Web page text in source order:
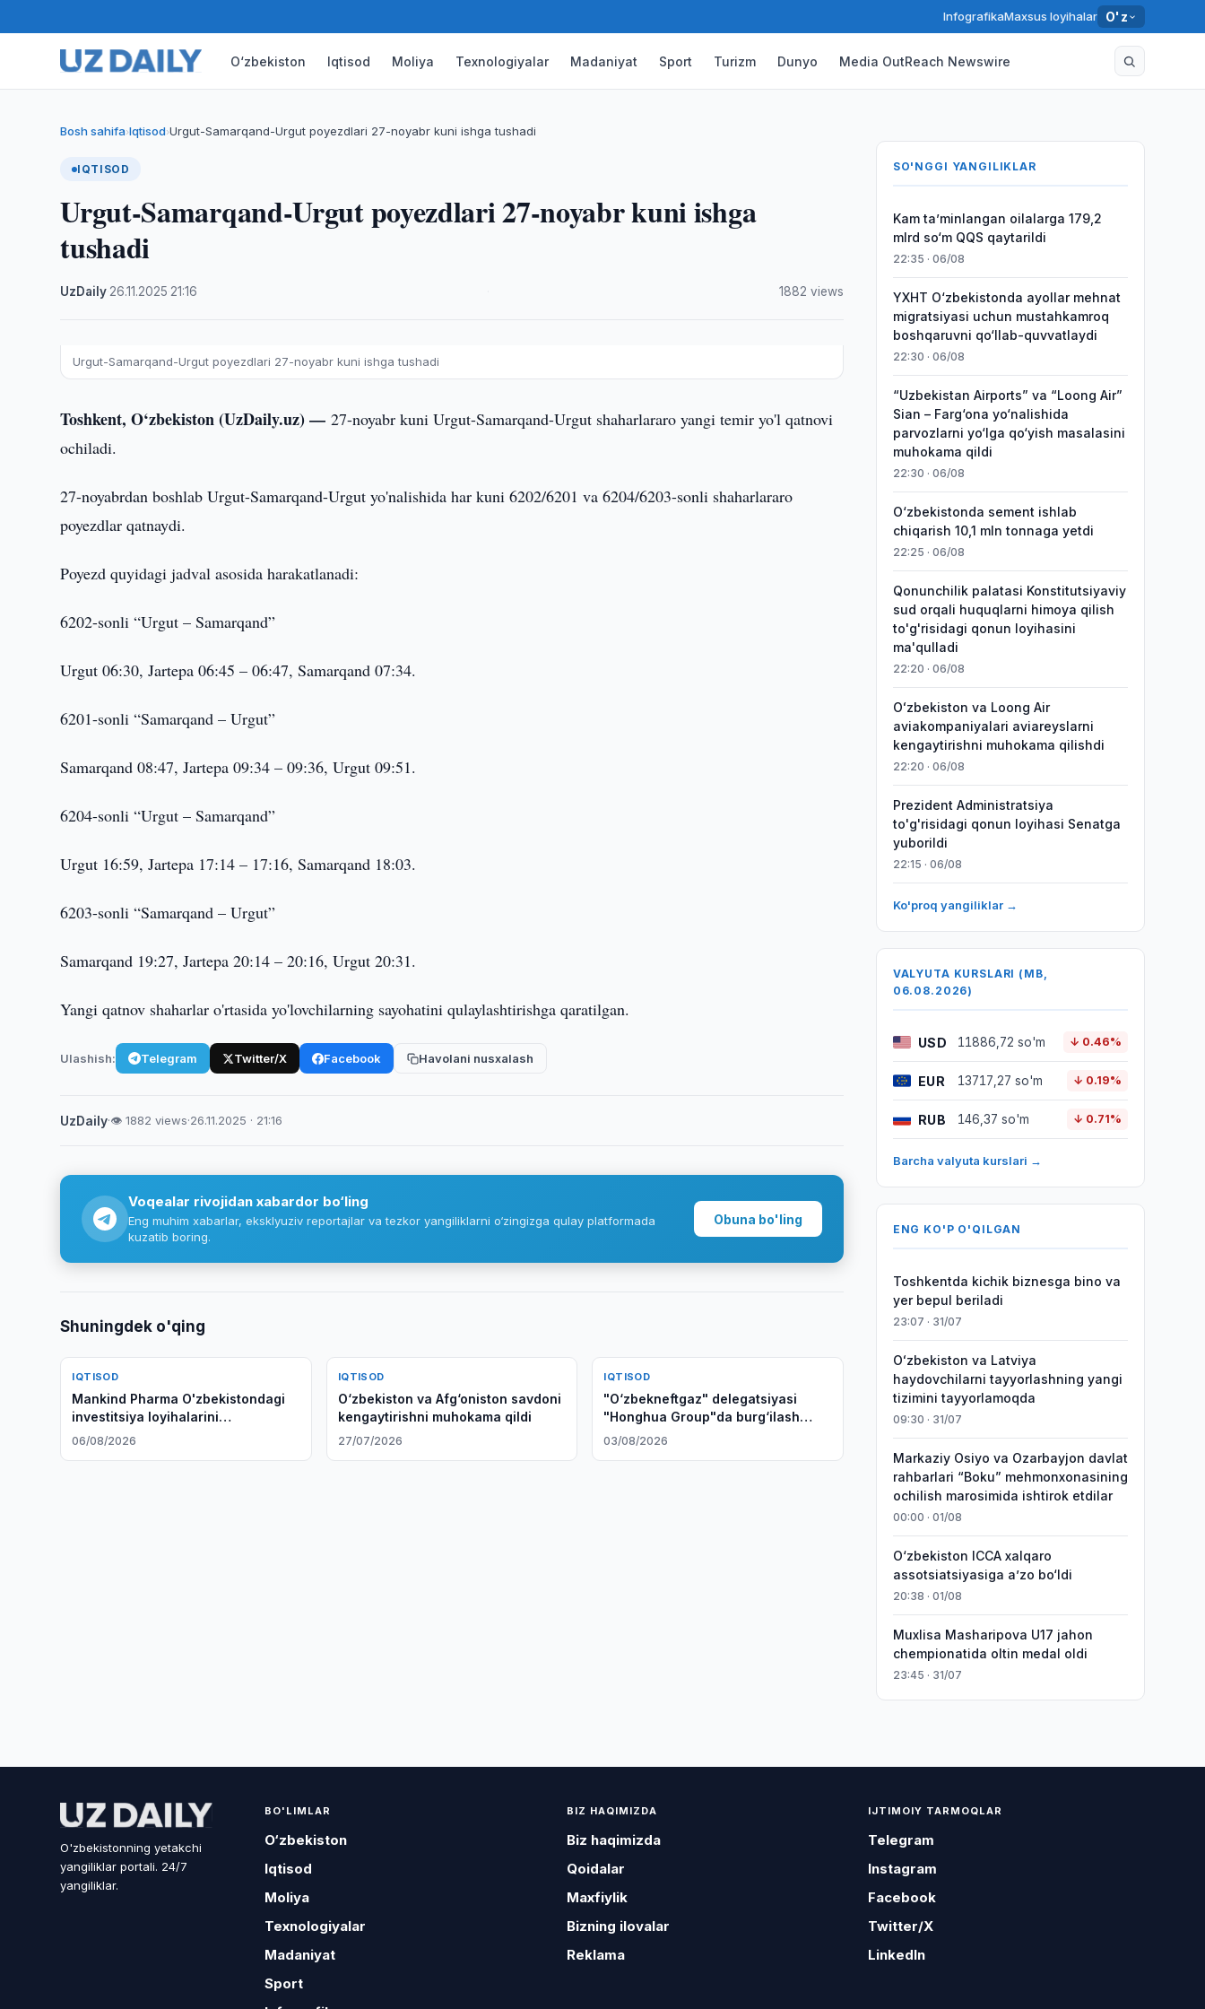
InfografikaMaxsus loyihalar O'z
O‘zbekiston Iqtisod Moliya Texnologiyalar Madaniyat Sport Turizm Dunyo Media OutReach Newswire
Bosh sahifa›Iqtisod›Urgut-Samarqand-Urgut poyezdlari 27-noyabr kuni ishga tushadi
IQTISOD
Urgut-Samarqand-Urgut poyezdlari 27-noyabr kuni ishga
tushadi
UzDaily 26.11.2025 21:16 1882 views
Urgut-Samarqand-Urgut poyezdlari 27-noyabr kuni ishga tushadi
Toshkent, O‘zbekiston (UzDaily.uz) —27-noyabr kuni Urgut-Samarqand-Urgut shaharlararo yangi temir yo'l qatnovi
ochiladi.
27-noyabrdan boshlab Urgut-Samarqand-Urgut yo'nalishida har kuni 6202/6201 va 6204/6203-sonli shaharlararo
poyezdlar qatnaydi.
Poyezd quyidagi jadval asosida harakatlanadi:
6202-sonli “Urgut – Samarqand”
Urgut 06:30, Jartepa 06:45 – 06:47, Samarqand 07:34.
6201-sonli “Samarqand – Urgut”
Samarqand 08:47, Jartepa 09:34 – 09:36, Urgut 09:51.
6204-sonli “Urgut – Samarqand”
Urgut 16:59, Jartepa 17:14 – 17:16, Samarqand 18:03.
6203-sonli “Samarqand – Urgut”
Samarqand 19:27, Jartepa 20:14 – 20:16, Urgut 20:31.
Yangi qatnov shaharlar o'rtasida yo'lovchilarning sayohatini qulaylashtirishga qaratilgan.
Ulashish: Telegram Twitter/X Facebook Havolani nusxalash
UzDaily·👁 1882 views·26.11.2025 · 21:16
Voqealar rivojidan xabardor bo‘ling
Eng muhim xabarlar, eksklyuziv reportajlar va tezkor yangiliklarni o‘zingizga qulay platformada
kuzatib boring.
Obuna bo'ling
Shuningdek o'qing
IQTISOD
Mankind Pharma O'zbekistondagi
investitsiya loyihalarini
o'rganmoqda
06/08/2026
IQTISOD
O‘zbekiston va Afg‘oniston savdoni
kengaytirishni muhokama qildi
27/07/2026
IQTISOD
"O‘zbekneftgaz" delegatsiyasi
"Honghua Group"da burg‘ilash
dastgohlari tayyorlanish jarayonini
03/08/2026
SO'NGGI YANGILIKLAR
Kam taʼminlangan oilalarga 179,2
mlrd so‘m QQS qaytarildi
22:35 · 06/08
YXHT O‘zbekistonda ayollar mehnat
migratsiyasi uchun mustahkamroq
boshqaruvni qo‘llab-quvvatlaydi
22:30 · 06/08
“Uzbekistan Airports” va “Loong Air”
Sian – Farg‘ona yo‘nalishida
parvozlarni yo‘lga qo‘yish masalasini
muhokama qildi
22:30 · 06/08
O‘zbekistonda sement ishlab
chiqarish 10,1 mln tonnaga yetdi
22:25 · 06/08
Qonunchilik palatasi Konstitutsiyaviy
sud orqali huquqlarni himoya qilish
to'g'risidagi qonun loyihasini
ma'qulladi
22:20 · 06/08
Oʻzbekiston va Loong Air
aviakompaniyalari aviareyslarni
kengaytirishni muhokama qilishdi
22:20 · 06/08
Prezident Administratsiya
to'g'risidagi qonun loyihasi Senatga
yuborildi
22:15 · 06/08
Ko'proq yangiliklar →
VALYUTA KURSLARI (MB,
06.08.2026)
USD 11886,72 so'm ↓ 0.46%
EUR 13717,27 so'm ↓ 0.19%
RUB 146,37 so'm ↓ 0.71%
Barcha valyuta kurslari →
ENG KO'P O'QILGAN
Toshkentda kichik biznesga bino va
yer bepul beriladi
23:07 · 31/07
Oʻzbekiston va Latviya
haydovchilarni tayyorlashning yangi
tizimini tayyorlamoqda
09:30 · 31/07
Markaziy Osiyo va Ozarbayjon davlat
rahbarlari “Boku” mehmonxonasining
ochilish marosimida ishtirok etdilar
00:00 · 01/08
O‘zbekiston ICCA xalqaro
assotsiatsiyasiga aʼzo bo‘ldi
20:38 · 01/08
Muxlisa Masharipova U17 jahon
chempionatida oltin medal oldi
23:45 · 31/07
O'zbekistonning yetakchi
yangiliklar portali. 24/7
yangiliklar.
BO'LIMLAR
O‘zbekiston
Iqtisod
Moliya
Texnologiyalar
Madaniyat
Sport
BIZ HAQIMIZDA
Biz haqimizda
Qoidalar
Maxfiylik
Bizning ilovalar
Reklama
IJTIMOIY TARMOQLAR
Telegram
Instagram
Facebook
Twitter/X
LinkedIn